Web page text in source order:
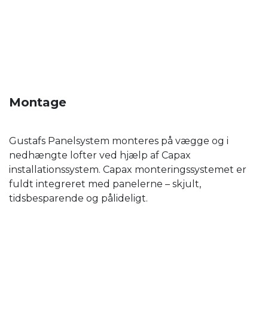
Montage
Gustafs Panelsystem monteres på vægge og i
nedhængte lofter ved hjælp af Capax
installationssystem. Capax monteringssystemet er
fuldt integreret med panelerne – skjult,
tidsbesparende og pålideligt.